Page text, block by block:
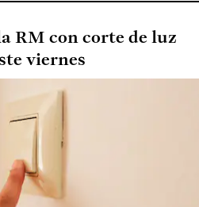
RM con corte de luz
viernes